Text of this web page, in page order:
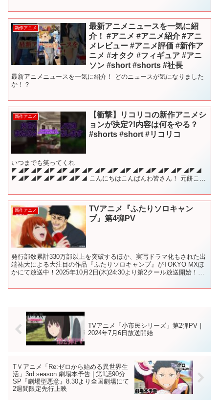
新作アニメ
最新アニメニュースを一気に紹
介！ #アニメ #アニメ紹介 #アニ
メレビュー #アニメ評価 #新作ア
ニメ #オタク #フィギュア #アニ
ソン #short #shorts #社長
最新アニメニュースを一気に紹介！ どのニュースが気になりました
か！？
新作アニメ
【衝撃】リコリコの新作アニメシ
ョンが決定?!内容は何をやる？
#shorts #short #リコリコ
いつまでも笑ってくれ
◤◢◤◢◤◢◤◢◤◢◤◢◤◢◤◢◤◢◤◢◤◢◤◢◤◢◤◢◤◢
◤◢◤◢◤◢◤◢◤◢◤◢ こんにちはこんばんわ皆さん！ 元餅こご
付けております。 ...
新作アニメ
TVアニメ『ふたりソロキャン
プ』第4弾PV
発行部数累計330万部以上を突破するほか、実写ドラマ化もされた出
端祐大による大注目の作品『ふたりソロキャンプ』がTOKYO MXほ
かにて放送中！2025年10月2日(木)24:30より第2クール放送開始！
TVアニメ「小市民シリーズ」第2弾PV｜
2024年7月6日放送開始
TＶアニメ「Re:ゼロから始める異世界生
活」3rd season 劇場本予告 | 第1話90分
SP『劇場型悪意』8.30より全国劇場にて
2週間限定先行上映